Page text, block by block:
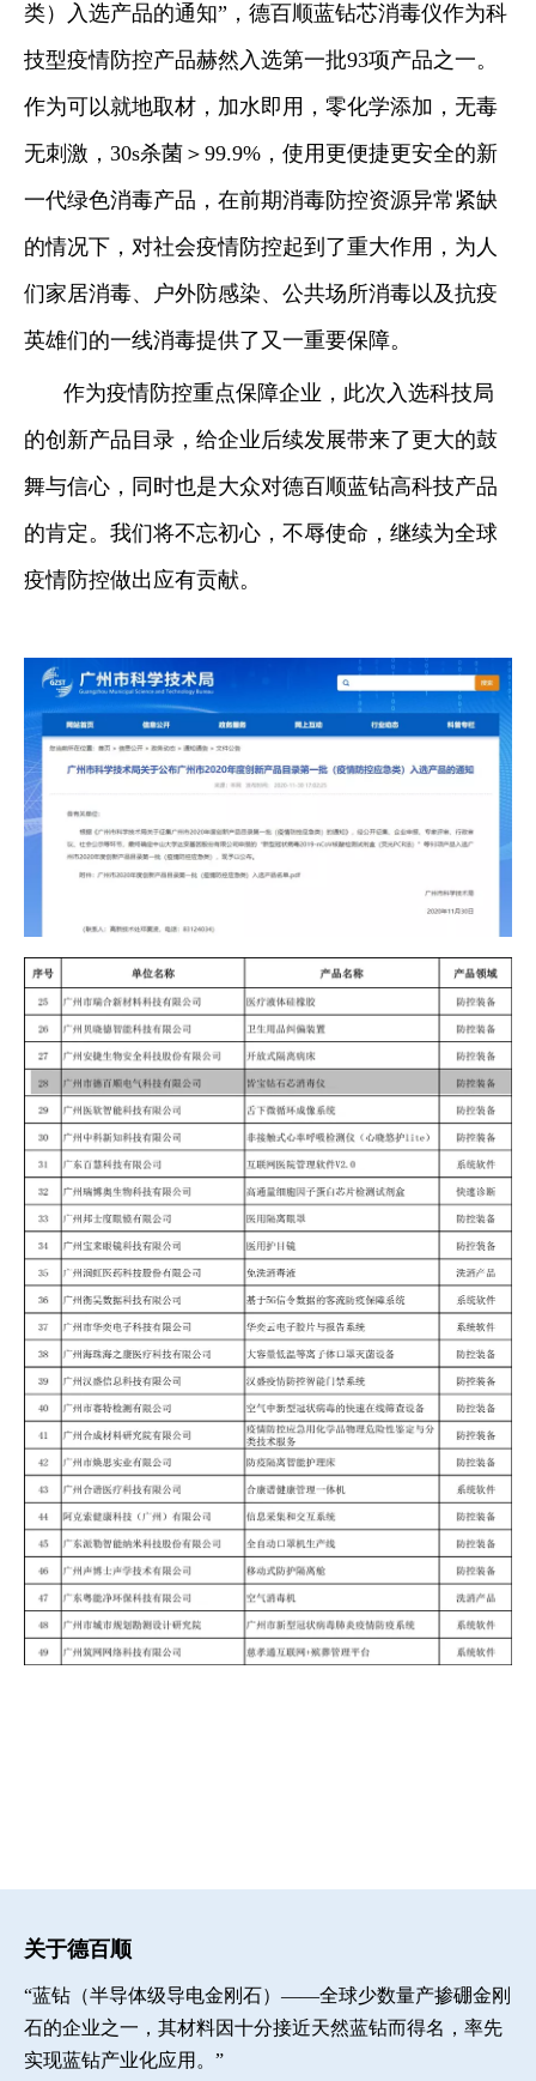
类）入选产品的通知”，德百顺蓝钻芯消毒仪作为科
技型疫情防控产品赫然入选第一批93项产品之一。
作为可以就地取材，加水即用，零化学添加，无毒
无刺激，30s杀菌＞99.9%，使用更便捷更安全的新
一代绿色消毒产品，在前期消毒防控资源异常紧缺
的情况下，对社会疫情防控起到了重大作用，为人
们家居消毒、户外防感染、公共场所消毒以及抗疫
英雄们的一线消毒提供了又一重要保障。
作为疫情防控重点保障企业，此次入选科技局
的创新产品目录，给企业后续发展带来了更大的鼓
舞与信心，同时也是大众对德百顺蓝钻高科技产品
的肯定。我们将不忘初心，不辱使命，继续为全球
疫情防控做出应有贡献。
关于德百顺
“蓝钻（半导体级导电金刚石）——全球少数量产掺硼金刚
石的企业之一，其材料因十分接近天然蓝钻而得名，率先
实现蓝钻产业化应用。”